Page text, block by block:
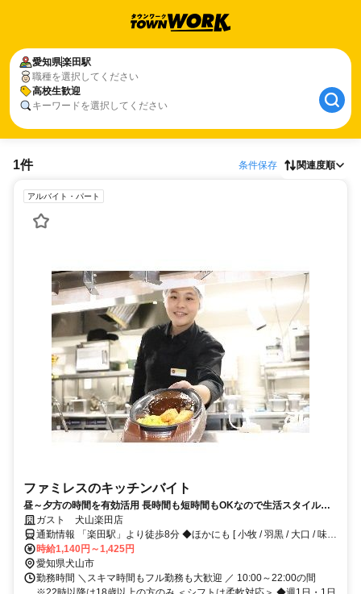
愛知県楽田駅
職種を選択してください
高校生歓迎
キーワードを選択してください
1件 条件保存 関連度順
アルバイト・パート
ファミレスのキッチンバイト
昼～夕方の時間を有効活用 長時間も短時間もOKなので生活スタイルに
合わせやすい キッチンバイト未経験者も大歓迎◎食事補助や交通費など
待遇も充実
ガスト 犬山楽田店
通勤情報 「楽田駅」より徒歩8分 ◆ほかにも [ 小牧 / 羽黒 / 大口 / 味岡
] からも車で5～20分程度!!※自転車 / 車 / バイク通勤OK
時給1,140円～1,425円
愛知県犬山市
勤務時間 ＼スキマ時間もフル勤務も大歓迎 ／ 10:00～22:00の間